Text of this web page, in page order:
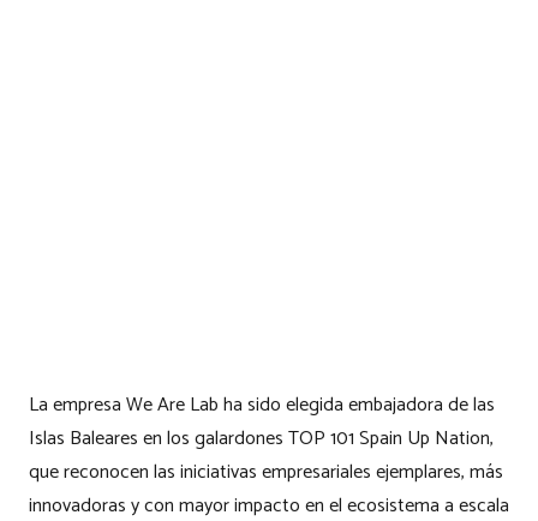
La empresa We Are Lab ha sido elegida embajadora de las
Islas Baleares en los galardones TOP 101 Spain Up Nation,
que reconocen las iniciativas empresariales ejemplares, más
innovadoras y con mayor impacto en el ecosistema a escala